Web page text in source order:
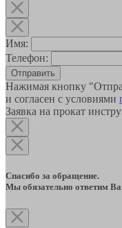
Имя:
Телефон:
Отправить
Нажимая кнопку
и согласен с условиями
Заявка на прокат
Спасибо за обращение.
Мы обязательно ответим